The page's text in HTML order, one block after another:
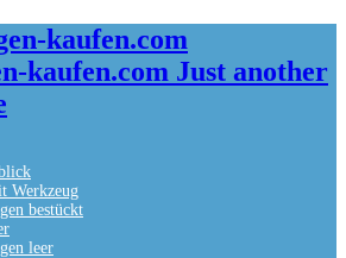
kaufen.com Just another
Werkzeug
bestückt
leer